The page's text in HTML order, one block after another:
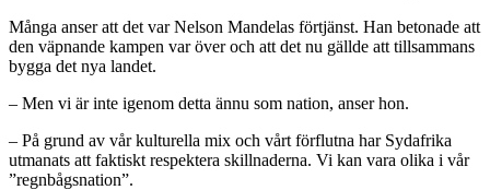
Många anser att det var Nelson Mandelas förtjänst. Han betonade att
den väpnande kampen var över och att det nu gällde att tillsammans
bygga det nya landet.
– Men vi är inte igenom detta ännu som nation, anser hon.
– På grund av vår kulturella mix och vårt förflutna har Sydafrika
utmanats att faktiskt respektera skillnaderna. Vi kan vara olika i vår
”regnbågsnation”.